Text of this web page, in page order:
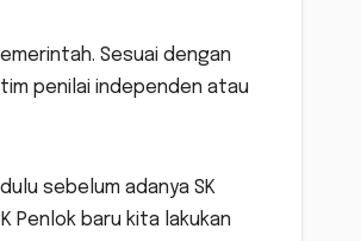
Sesuai dengan
penilai independen atau
sebelum adanya SK
Penlok baru kita lakukan